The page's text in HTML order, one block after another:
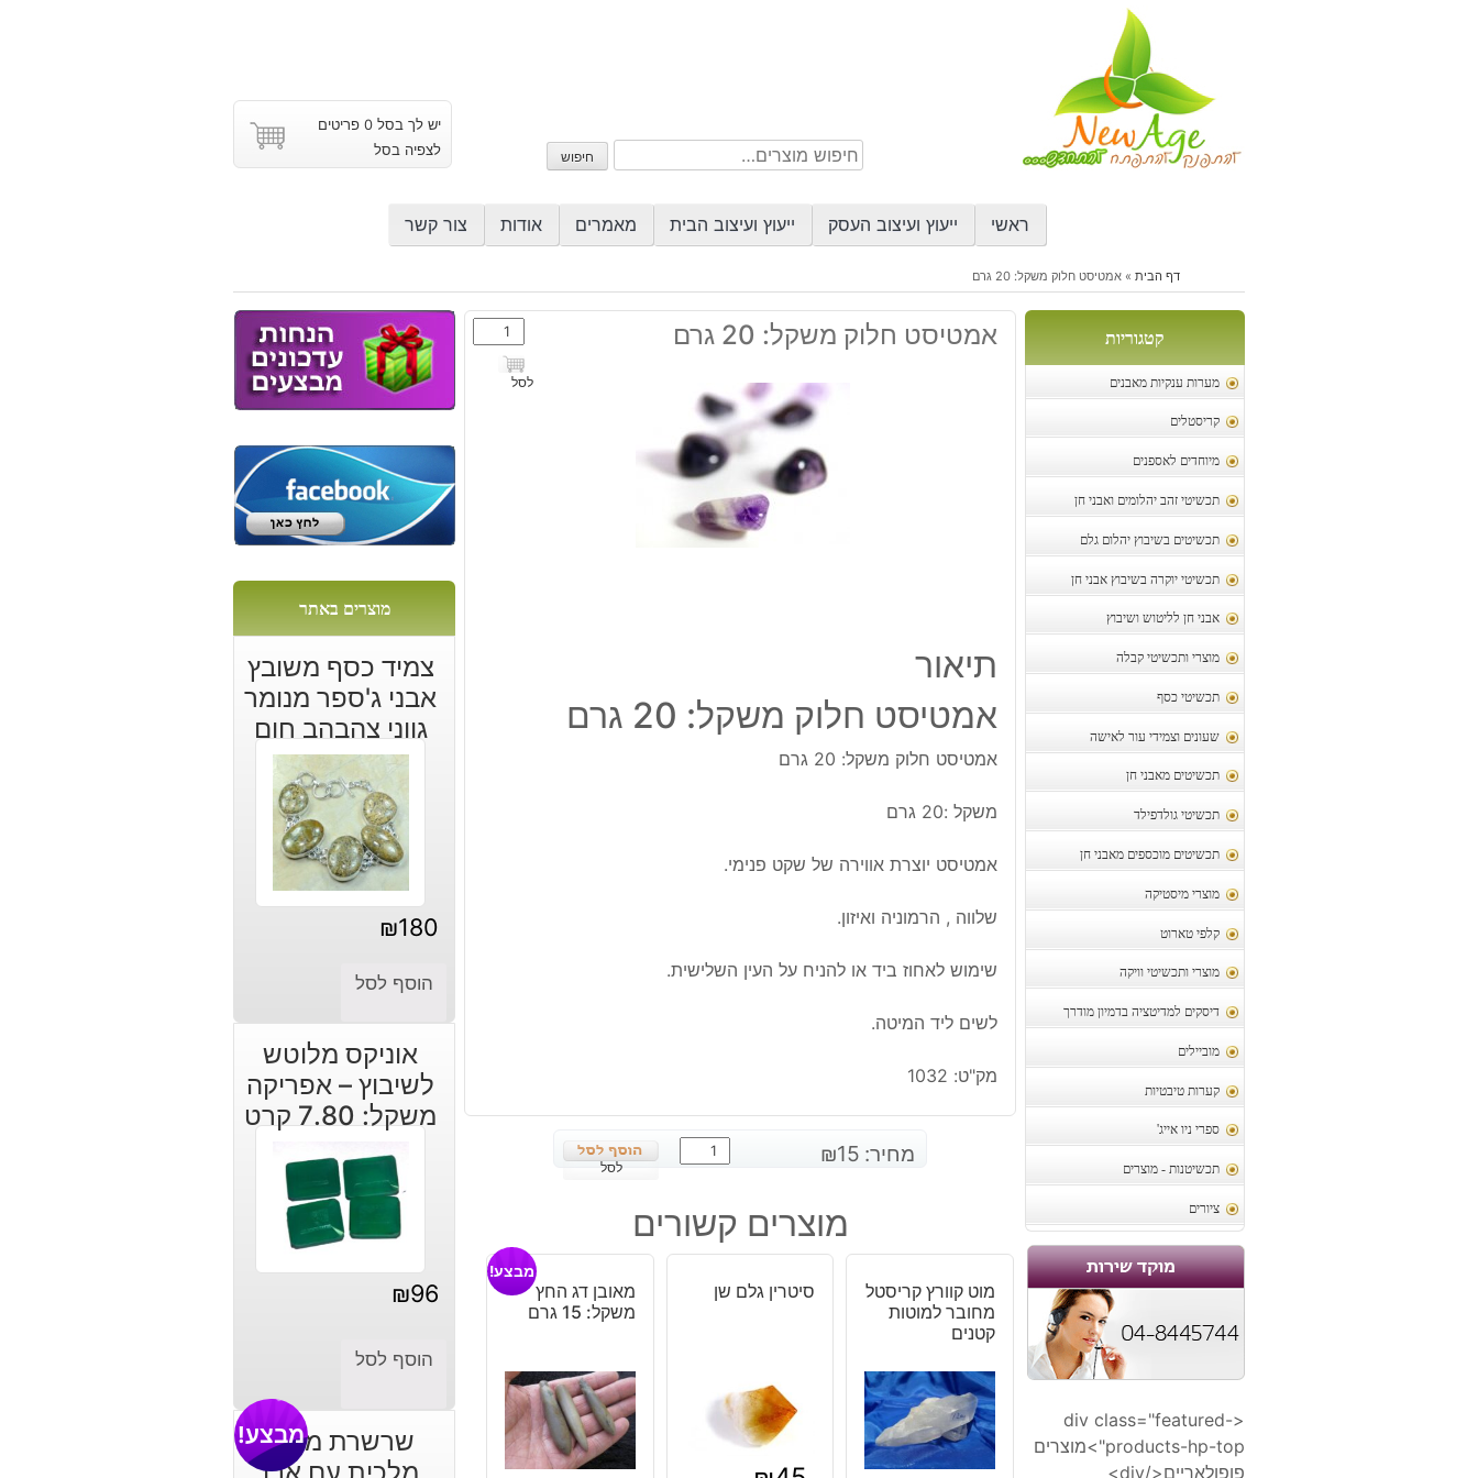
חיפוש
עבור:
חיפוש
יש לך בסל 0 פריטים
לצפיה בסל
ראשי ייעוץ ועיצוב העסק ייעוץ ועיצוב הבית מאמרים אודות צור קשר
דף הבית »אמטיסט חלוק משקל: 20 גרם
קטגוריות
מערות ענקיות מאבנים
קריסטלים
מיוחדים לאספנים
תכשיטי זהב יהלומים ואבני חן
תכשיטים בשיבוץ יהלום גלם
תכשיטי יוקרה בשיבוץ אבני חן
אבני חן לליטוש ושיבוץ
מוצרי ותכשיטי קבלה
תכשיטי כסף
שעונים וצמידי עור לאישה
תכשיטים מאבני חן
תכשיטי גולדפילד
תכשיטים מוכספים מאבני חן
מוצרי מיסטיקה
קלפי טארוט
מוצרי ותכשיטי וויקה
דיסקים למדיטציה בדמיון מודרך
מוביילים
קערות טיבטיות
ספרי ניו אייג'
תכשיטנות - מוצרים
ציורים
<div class="featured-
products-hp-top">מוצרים
פופולאריים</div>
אמטיסט חלוק משקל: 20 גרם
כמות
של
אמטיסט
לסל
תיאור
אמטיסט חלוק משקל: 20 גרם
אמטיסט חלוק משקל: 20 גרם
משקל :20 גרם
אמטיסט יוצרת אווירה של שקט פנימי.
שלווה , הרמוניה ואיזון.
שימוש לאחוז ביד או להניח על העין השלישית.
לשים ליד המיטה.
מק"ט: 1032
מחיר: ₪15
כמות
של
חלוק
משקל:
גרם
לסל
מוצרים קשורים
מוט קוורץ קריסטל
מחובר למוטות
קטנים
סיטרין גלם שן
מאובן דג החץ
משקל: 15 גרם
מבצע!
מוצרים באתר
צמיד כסף משובץ
אבני ג'ספר מנומר
גווני צהבהב חום
₪180
הוסף לסל
אוניקס מלוטש
לשיבוץ – אפריקה
משקל: 7.80 קרט
₪96
הוסף לסל
שרשרת מאבן
מלכית עם אבן
מבצע!